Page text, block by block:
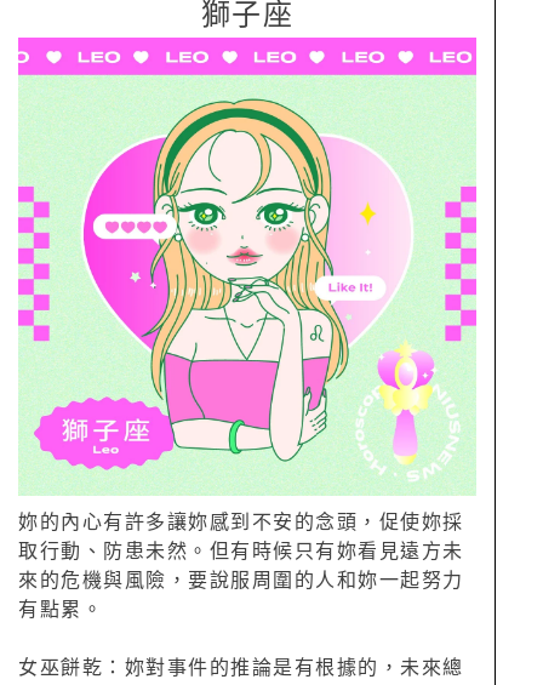
獅子座
妳的內心有許多讓妳感到不安的念頭，促使妳採
取行動、防患未然。但有時候只有妳看見遠方未
來的危機與風險，要說服周圍的人和妳一起努力
有點累。
女巫餅乾：妳對事件的推論是有根據的，未來總